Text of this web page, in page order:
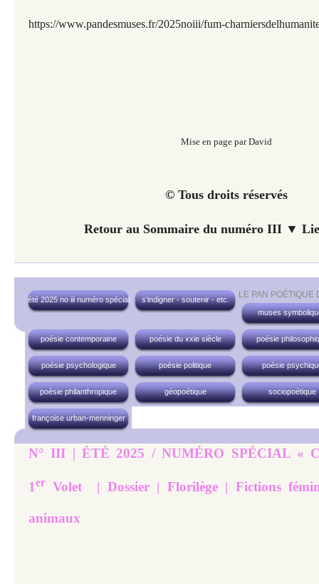
https://www.pandesmuses.fr/2025noiii/fum-
Mise en page par David
© Tous droits réservés
Retour au Sommaire du numéro III ▼
LE PAN POÉTIQUE
été 2025 no iii numéro spécial
s'indigner - soutenir - etc.
muses
poésie contemporaine poésie du xxie siècle poésie
poésie psychologique poésie politique poésie
poésie philanthropique géopoétique sociopoétique
françoise urban-menninger
N° III | ÉTÉ 2025 / NUMÉRO SPÉCIAL «
1er Volet | Dossier | Florilège | Fictions
animaux